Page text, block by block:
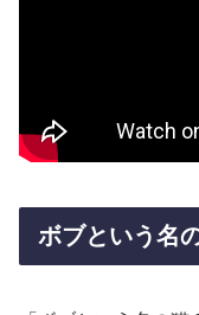
ボブという名